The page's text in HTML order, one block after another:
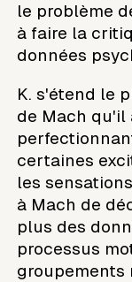
le problème
à faire la
données
K. s'étend le
de Mach qu'il
certaines
les
à Mach de
plus des
processus
groupements